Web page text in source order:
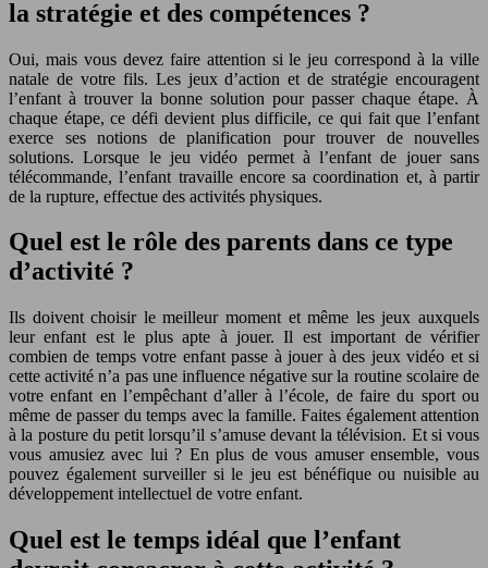
la stratégie et des compétences ?
Oui, mais vous devez faire attention si le jeu correspond à la ville
natale de votre fils. Les jeux d’action et de stratégie encouragent
l’enfant à trouver la bonne solution pour passer chaque étape. À
chaque étape, ce défi devient plus difficile, ce qui fait que l’enfant
exerce ses notions de planification pour trouver de nouvelles
solutions. Lorsque le jeu vidéo permet à l’enfant de jouer sans
télécommande, l’enfant travaille encore sa coordination et, à partir
de la rupture, effectue des activités physiques.
Quel est le rôle des parents dans ce type
d’activité ?
Ils doivent choisir le meilleur moment et même les jeux auxquels
leur enfant est le plus apte à jouer. Il est important de vérifier
combien de temps votre enfant passe à jouer à des jeux vidéo et si
cette activité n’a pas une influence négative sur la routine scolaire de
votre enfant en l’empêchant d’aller à l’école, de faire du sport ou
même de passer du temps avec la famille. Faites également attention
à la posture du petit lorsqu’il s’amuse devant la télévision. Et si vous
vous amusiez avec lui ? En plus de vous amuser ensemble, vous
pouvez également surveiller si le jeu est bénéfique ou nuisible au
développement intellectuel de votre enfant.
Quel est le temps idéal que l’enfant